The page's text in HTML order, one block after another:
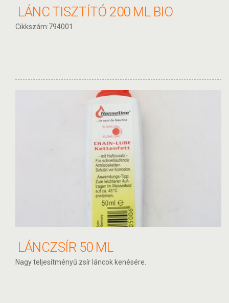
LÁNC TISZTÍTÓ 200 ML BIO
Cikkszám:794001
LÁNCZSÍR 50 ML
Nagy teljesítményű zsír láncok kenésére.